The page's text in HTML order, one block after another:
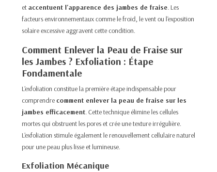
et accentuent l'apparence des jambes de fraise. Les
facteurs environnementaux comme le froid, le vent ou l'exposition
solaire excessive aggravent cette condition.​
Comment Enlever la Peau de Fraise sur
les Jambes ? Exfoliation : Étape
Fondamentale
L'exfoliation constitue la première étape indispensable pour
comprendre comment enlever la peau de fraise sur les
jambes efficacement. Cette technique élimine les cellules
mortes qui obstruent les pores et crée une texture irrégulière.
L'exfoliation stimule également le renouvellement cellulaire naturel
pour une peau plus lisse et lumineuse.​
Exfoliation Mécanique